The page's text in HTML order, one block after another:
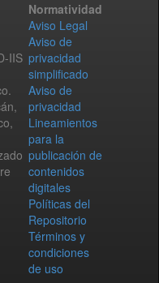
IIS
Normatividad
Aviso Legal
Aviso de
privacidad
simplificado
Aviso de
privacidad
Lineamientos
para la
publicación de
contenidos
digitales
Políticas del
Repositorio
Términos y
condiciones
de uso